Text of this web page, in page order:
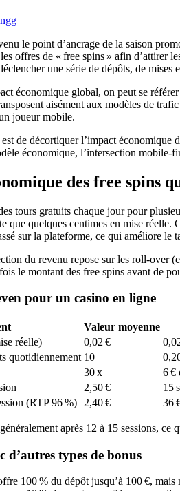
le point d’ancrage de la saison
offres de « free spins » afin d’attirer
une série de dépôts, de
économique global, on peut se
aisément aux modèles de
joueur mobile.
de décortiquer l’impact
économique, l’intersection
des free spins
tours gratuits chaque jour pour
que quelques centimes en mise
sur la plateforme, ce qui améliore
du revenu repose sur les roll‑over
le montant des free spins avant de
pour un casino en ligne
Valeur moyenne
réelle)
0,02 €
quotidiennement 10
30 x
6 €
2,50 €
15
(RTP 96 %)
2,40 € 36
après 12 à 15 sessions,
d’autres types de bonus
100 % du dépôt jusqu’à 100 €,